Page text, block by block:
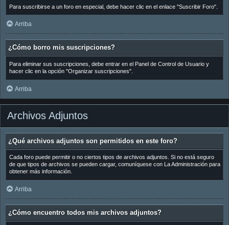
Para suscribirse a un foro en especial, debe hacer clic en el enlace "Suscribir Foro".
Arriba
¿Cómo borro mis suscripciones?
Para eliminar sus suscripciones, debe entrar en el Panel de Control de Usuario y
hacer clic en la opción "Organizar suscripciones".
Arriba
Archivos Adjuntos
¿Qué archivos adjuntos son permitidos en este foro?
Cada foro puede permitir o no ciertos tipos de archivos adjuntos. Si no está seguro
de que tipos de archivos se pueden cargar, comuníquese con La Administración para
obtener más información.
Arriba
¿Cómo encuentro todos mis archivos adjuntos?